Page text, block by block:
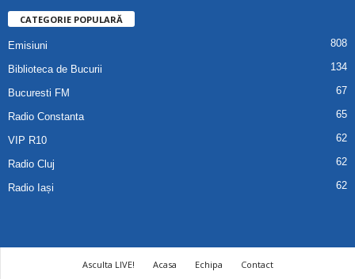
CATEGORIE POPULARĂ
Emisiuni 808
Biblioteca de Bucurii 134
Bucuresti FM 67
Radio Constanta 65
VIP R10 62
Radio Cluj 62
Radio Iași 62
Asculta LIVE! Acasa Echipa Contact